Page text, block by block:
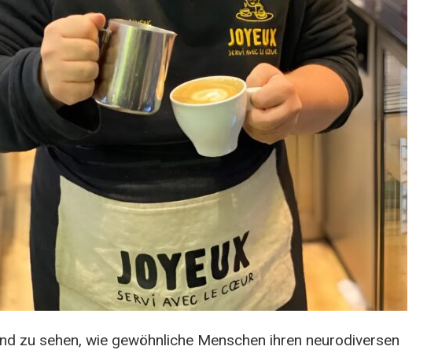
zu sehen, wie gewöhnliche Menschen ihren neurodiversen